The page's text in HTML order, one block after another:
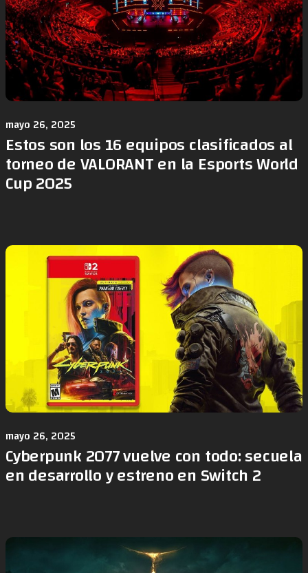
mayo 26, 2025
Estos son los 16 equipos clasificados al
torneo de VALORANT en la Esports World
Cup 2025
mayo 26, 2025
Cyberpunk 2077 vuelve con todo: secuela
en desarrollo y estreno en Switch 2